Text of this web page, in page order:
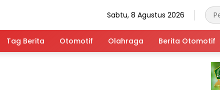
Sabtu, 8 Agustus 2026
Tag Berita Otomotif Olahraga Berita Otomotif